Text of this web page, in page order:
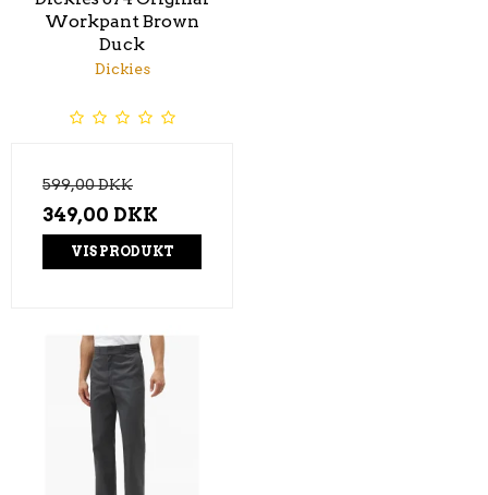
Workpant Brown
Duck
Dickies
599,00 DKK
349,00 DKK
VIS PRODUKT